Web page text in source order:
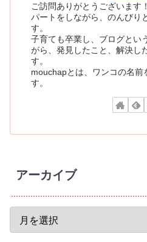
ご訪問ありがとうございます
パートをしながら、のんびり
す。
子育ても卒業し、ブログとい
がら、発見したこと、解決し
す。
mouchapとは、ワンコの名前
す。
アーカイブ